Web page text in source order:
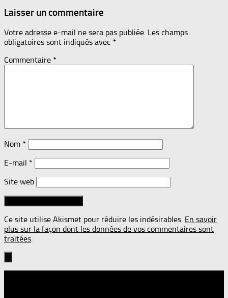
Laisser un commentaire
Votre adresse e-mail ne sera pas publiée. Les champs
obligatoires sont indiqués avec *
Commentaire *
Nom *
E-mail *
Site web
Ce site utilise Akismet pour réduire les indésirables. En savoir
plus sur la façon dont les données de vos commentaires sont
traitées.